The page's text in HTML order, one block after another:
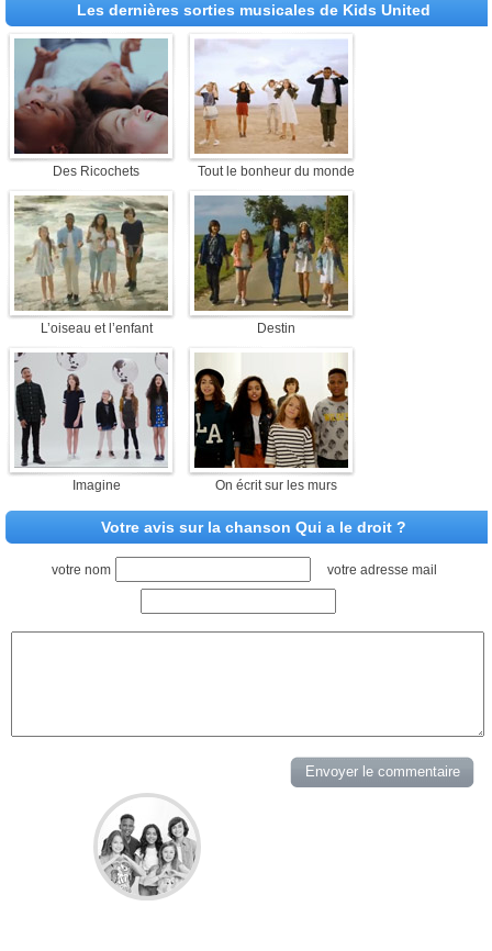
Les dernières sorties musicales de Kids United
Des Ricochets Tout le bonheur du monde
L’oiseau et l’enfant Destin
Imagine On écrit sur les murs
Votre avis sur la chanson Qui a le droit ?
votre nom votre adresse mail